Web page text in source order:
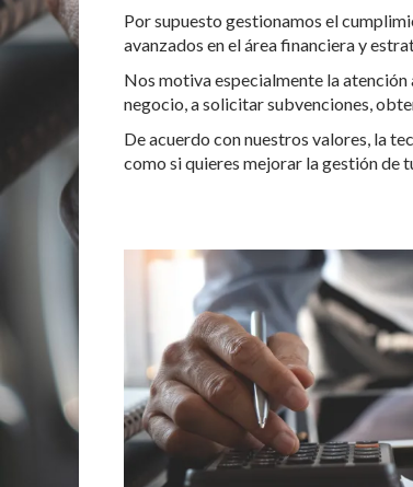
Por supuesto gestionamos el
avanzados en el área financiera y
Nos motiva especialmente la
negocio, a solicitar subvenciones,
De acuerdo con nuestros valores, la
como si quieres mejorar la gestión de